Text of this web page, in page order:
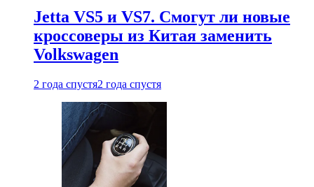
Jetta VS5 и VS7. Смогут ли новые
кроссоверы из Китая заменить
Volkswagen
2 года спустя2 года спустя